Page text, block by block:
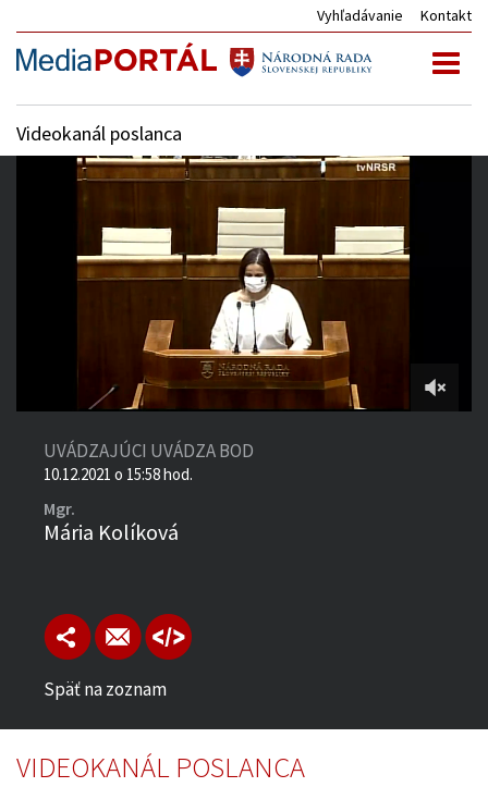
Vyhľadávanie Kontakt
Videokanál poslanca
3:01:39
UVÁDZAJÚCI UVÁDZA BOD
10.12.2021 o 15:58 hod.
Mgr.
Mária Kolíková
Späť na zoznam
VIDEOKANÁL POSLANCA